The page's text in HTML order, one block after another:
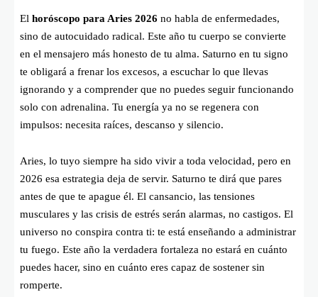
El horóscopo para Aries 2026 no habla de enfermedades,
sino de autocuidado radical. Este año tu cuerpo se convierte
en el mensajero más honesto de tu alma. Saturno en tu signo
te obligará a frenar los excesos, a escuchar lo que llevas
ignorando y a comprender que no puedes seguir funcionando
solo con adrenalina. Tu energía ya no se regenera con
impulsos: necesita raíces, descanso y silencio.
Aries, lo tuyo siempre ha sido vivir a toda velocidad, pero en
2026 esa estrategia deja de servir. Saturno te dirá que pares
antes de que te apague él. El cansancio, las tensiones
musculares y las crisis de estrés serán alarmas, no castigos. El
universo no conspira contra ti: te está enseñando a administrar
tu fuego. Este año la verdadera fortaleza no estará en cuánto
puedes hacer, sino en cuánto eres capaz de sostener sin
romperte.